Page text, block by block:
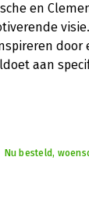
en
door
aan
Nu besteld,